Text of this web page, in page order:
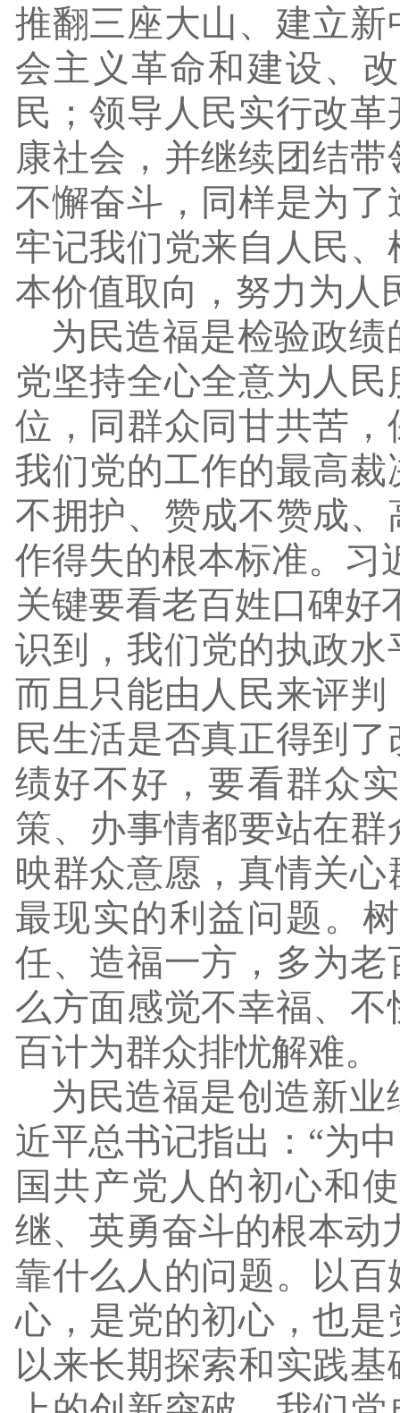
推翻三座大山、建立
会主义革命和建设、
民；领导人民实行改
康社会，并继续团结
不懈奋斗，同样是为
牢记我们党来自人民
本价值取向，努力为人
为民造福是检验政
党坚持全心全意为人
位，同群众同甘共苦
我们党的工作的最高
不拥护、赞成不赞成
作得失的根本标准。习
关键要看老百姓口碑好
识到，我们党的执政
而且只能由人民来评
民生活是否真正得到
绩好不好，要看群众
策、办事情都要站在
映群众意愿，真情关
最现实的利益问题。
任、造福一方，多为
么方面感觉不幸福、
百计为群众排忧解难。
为民造福是创造新
近平总书记指出： “为
国共产党人的初心和
继、英勇奋斗的根本动
靠什么人的问题。以
心，是党的初心，也
以来长期探索和实践